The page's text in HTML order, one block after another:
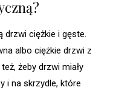
drzwi ciężkie i gęste.
albo ciężkie drzwi z
żeby drzwi miały
i na skrzydle, które